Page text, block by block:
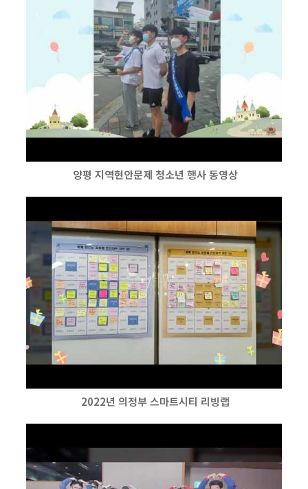
양평 지역현안문제 청소년 행사 동영상
2022년 의정부 스마트시티 리빙랩